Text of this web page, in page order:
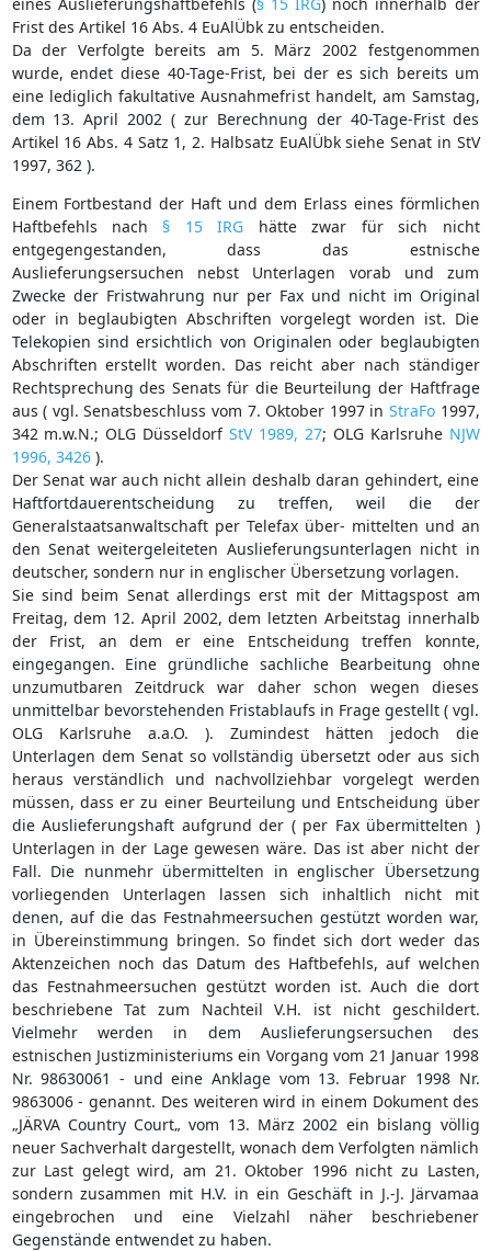
Frist des Artikel 16 Abs. 4 EuAlÜbk zu entscheiden.
Da der Verfolgte bereits am 5. März 2002 festgenommen
wurde, endet diese 40-Tage-Frist, bei der es sich bereits um
eine lediglich fakultative Ausnahmefrist handelt, am Samstag,
dem 13. April 2002 ( zur Berechnung der 40-Tage-Frist des
Artikel 16 Abs. 4 Satz 1, 2. Halbsatz EuAlÜbk siehe Senat in StV
1997, 362 ).
Einem Fortbestand der Haft und dem Erlass eines förmlichen
Haftbefehls nach § 15 IRG hätte zwar für sich nicht
entgegengestanden, dass das estnische
Auslieferungsersuchen nebst Unterlagen vorab und zum
Zwecke der Fristwahrung nur per Fax und nicht im Original
oder in beglaubigten Abschriften vorgelegt worden ist. Die
Telekopien sind ersichtlich von Originalen oder beglaubigten
Abschriften erstellt worden. Das reicht aber nach ständiger
Rechtsprechung des Senats für die Beurteilung der Haftfrage
aus ( vgl. Senatsbeschluss vom 7. Oktober 1997 in StraFo1997,
342 m.w.N.; OLG DüsseldorfStV 1989, 27; OLG Karlsruhe NJW
1996, 3426).
Der Senat war auch nicht allein deshalb daran gehindert, eine
Haftfortdauerentscheidung zu treffen, weil die der
Generalstaatsanwaltschaft per Telefax über- mittelten und an
den Senat weitergeleiteten Auslieferungsunterlagen nicht in
deutscher, sondern nur in englischer Übersetzung vorlagen.
Sie sind beim Senat allerdings erst mit der Mittagspost am
Freitag, dem 12. April 2002, dem letzten Arbeitstag innerhalb
der Frist, an dem er eine Entscheidung treffen konnte,
eingegangen. Eine gründliche sachliche Bearbeitung ohne
unzumutbaren Zeitdruck war daher schon wegen dieses
unmittelbar bevorstehenden Fristablaufs in Frage gestellt ( vgl.
OLG Karlsruhe a.a.O. ). Zumindest hätten jedoch die
Unterlagen dem Senat so vollständig übersetzt oder aus sich
heraus verständlich und nachvollziehbar vorgelegt werden
müssen, dass er zu einer Beurteilung und Entscheidung über
die Auslieferungshaft aufgrund der ( per Fax übermittelten )
Unterlagen in der Lage gewesen wäre. Das ist aber nicht der
Fall. Die nunmehr übermittelten in englischer Übersetzung
vorliegenden Unterlagen lassen sich inhaltlich nicht mit
denen, auf die das Festnahmeersuchen gestützt worden war,
in Übereinstimmung bringen. So findet sich dort weder das
Aktenzeichen noch das Datum des Haftbefehls, auf welchen
das Festnahmeersuchen gestützt worden ist. Auch die dort
beschriebene Tat zum Nachteil V.H. ist nicht geschildert.
Vielmehr werden in dem Auslieferungsersuchen des
estnischen Justizministeriums ein Vorgang vom 21 Januar 1998
Nr. 98630061 - und eine Anklage vom 13. Februar 1998 Nr.
9863006 - genannt. Des weiteren wird in einem Dokument des
„JÄRVA Country Court„ vom 13. März 2002 ein bislang völlig
neuer Sachverhalt dargestellt, wonach dem Verfolgten nämlich
zur Last gelegt wird, am 21. Oktober 1996 nicht zu Lasten,
sondern zusammen mit H.V. in ein Geschäft in J.-J. Järvamaa
eingebrochen und eine Vielzahl näher beschriebener
Gegenstände entwendet zu haben.